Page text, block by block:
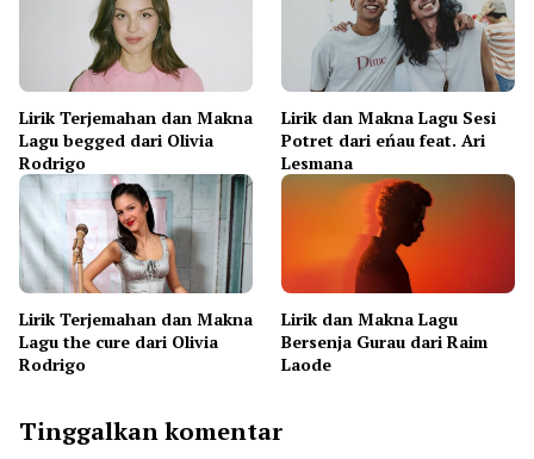
Lirik Terjemahan dan Makna
Lagu begged dari Olivia
Rodrigo
Lirik dan Makna Lagu Sesi
Potret dari eńau feat. Ari
Lesmana
Lirik Terjemahan dan Makna
Lagu the cure dari Olivia
Rodrigo
Lirik dan Makna Lagu
Bersenja Gurau dari Raim
Laode
Tinggalkan komentar